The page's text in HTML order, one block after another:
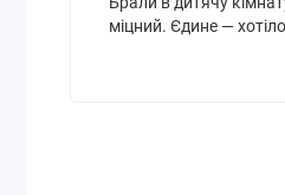
міцний. Єдине —